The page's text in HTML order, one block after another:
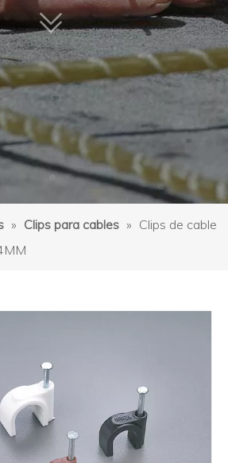
» Clips para cables » Clips de cable